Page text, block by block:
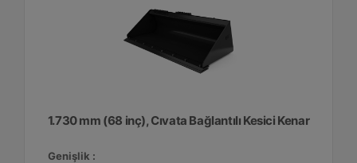
1.730 mm (68 inç), Cıvata Bağlantılı Kesici Kenar
Genişlik :